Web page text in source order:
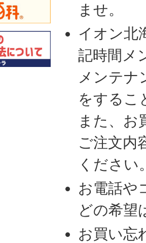
ませ。
イオン北
記時間メ
メンテナ
をするこ
また、お
ご注文内
ください
お電話や
どの希望
お買い忘